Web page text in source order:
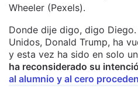
Wheeler (Pexels).
Donde dije digo, digo
Unidos, Donald Trump, ha
y esta vez ha sido en solo
ha reconsiderado su
al alumnio y al cero